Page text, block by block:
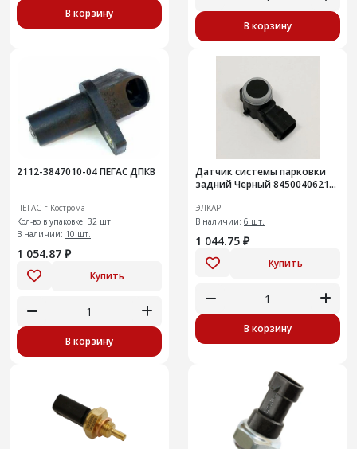
В корзину
В корзину
2112-3847010-04 ПЕГАС ДПКВ
ПЕГАС г.Кострома
Кол-во в упаковке: 32 шт.
В наличии: 10 шт.
1 054.87 ₽
Купить
В корзину
Датчик системы парковки
задний Черный 8450040621
ЭЛКАР
В наличии: 6 шт.
1 044.75 ₽
Купить
В корзину